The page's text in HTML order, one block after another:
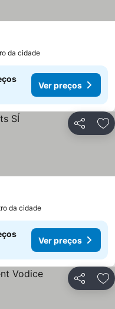
da cidade
Ver preços
Partilhar
da cidade
Ver preços
Partilhar